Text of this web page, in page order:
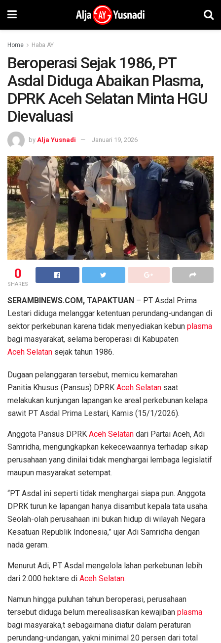
Home Haba AY
Beroperasi Sejak 1986, PT
Asdal Diduga Abaikan Plasma,
DPRK Aceh Selatan Minta HGU
Dievaluasi
by Alja Yusnadi Januari 19, 2026
0
SHARES
SERAMBINEWS.COM, TAPAKTUAN – PT Asdal Prima
Lestari diduga melanggar ketentuan perundang-undangan di
sektor perkebunan karena tidak menyediakan kebun plasma
bagi masyarakat, selama beroperasi di Kabupaten
Aceh Selatan sejak tahun 1986.
Dugaan pelanggaran tersebut, memicu kemarahan
Panitia Khusus (Pansus) DPRK Aceh Selatan saat
melakukan kunjungan lapangan ke areal perkebunan kelapa
sawit PT Asdal Prima Lestari, Kamis (15/1/2026).
Anggota Pansus DPRK Aceh Selatan dari Partai Aceh, Adi
Samridha, mengungkapkan kekecewaannya terhadap sikap
perusahaan yang dinilai tidak menghargai lembaga legislatif
maupun masyarakat setempat.
“PT Asdal ini seperti tidak menghargai siapa pun. Anggota
DPRK turun ke lapangan hanya disambut kepala tata usaha.
Seolah-olah perusahaan ini bukan hidup di wilayah Negara
Kesatuan Republik Indonesia,” ujar Adi Samridha dengan
nada geram.
Menurut Adi, PT Asdal mengelola lahan perkebunan lebih
dari 2.000 hektare di Aceh Selatan.
Namun hingga puluhan tahun beroperasi, perusahaan
tersebut diduga belum merealisasikan kewajiban plasma
bagi masyaraka,t sebagaimana diatur dalam peraturan
perundang-undangan, yakni minimal 20 persen dari total